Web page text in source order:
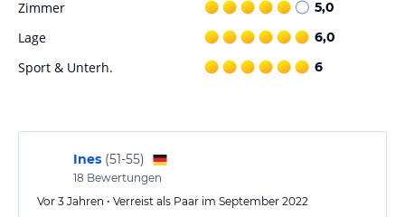
Zimmer 5,0
Lage 6,0
Sport & Unterh. 6
Ines (51-55)
18 Bewertungen
Vor 3 Jahren • Verreist als Paar im September 2022